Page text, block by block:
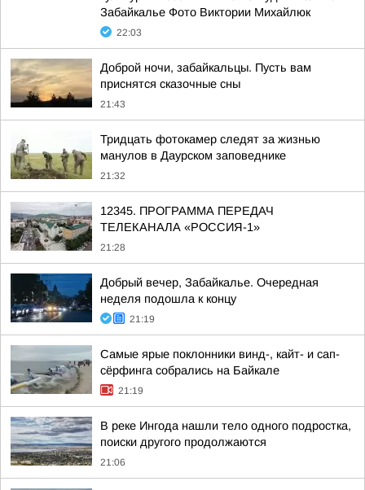
Забайкалье Фото Виктории Михайлюк
22:03
Доброй ночи, забайкальцы. Пусть вам
приснятся сказочные сны
21:43
Тридцать фотокамер следят за жизнью
манулов в Даурском заповеднике
21:32
12345. ПРОГРАММА ПЕРЕДАЧ
ТЕЛЕКАНАЛА «РОССИЯ-1»
21:28
Добрый вечер, Забайкалье. Очередная
неделя подошла к концу
21:19
Самые ярые поклонники винд-, кайт- и сап-
сёрфинга собрались на Байкале
21:19
В реке Ингода нашли тело одного подростка,
поиски другого продолжаются
21:06